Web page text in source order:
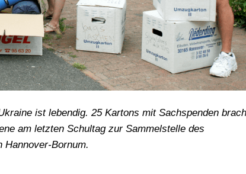
ist lebendig. 25 Kartons mit Sachspenden
am letzten Schultag zur Sammelstelle des
Hannover-Bornum.